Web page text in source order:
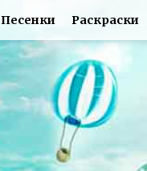
Песенки Раскраски